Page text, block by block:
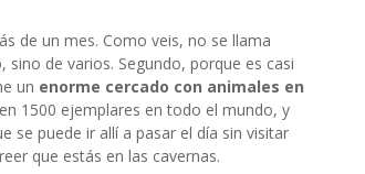
de un mes. Como veis, no se llama
de varios. Segundo, porque es casi
un enorme cercado con animales en
1500 ejemplares en todo el mundo, y
se puede ir allí a pasar el día sin visitar
que estás en las cavernas.